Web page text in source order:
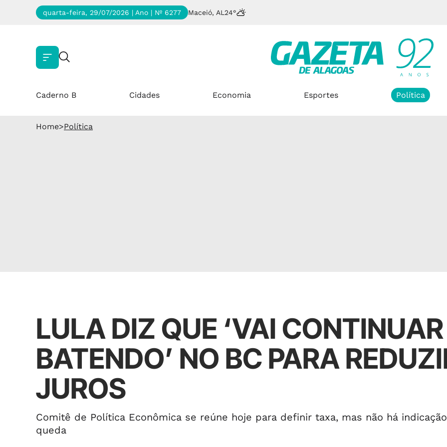
quarta-feira, 29/07/2026 | Ano | Nº 6277 Maceió, AL 24°
Caderno B Cidades Economia Esportes Política
Home>Política
LULA DIZ QUE ‘VAI CONTINUAR
BATENDO’ NO BC PARA
JUROS
Comitê de Política Econômica se reúne hoje para definir taxa, mas não há
queda